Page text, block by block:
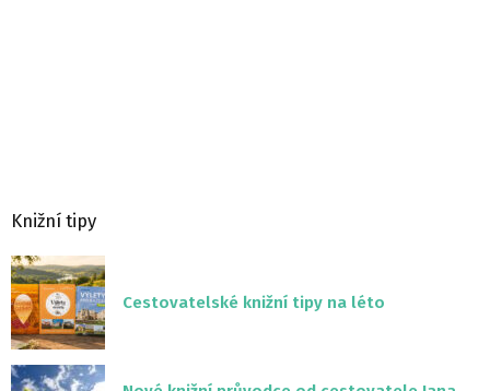
Knižní tipy
Cestovatelské knižní tipy na léto